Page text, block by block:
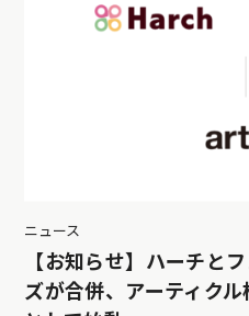
ニュース
【お知らせ】ハーチと
ズが合併、アーティク